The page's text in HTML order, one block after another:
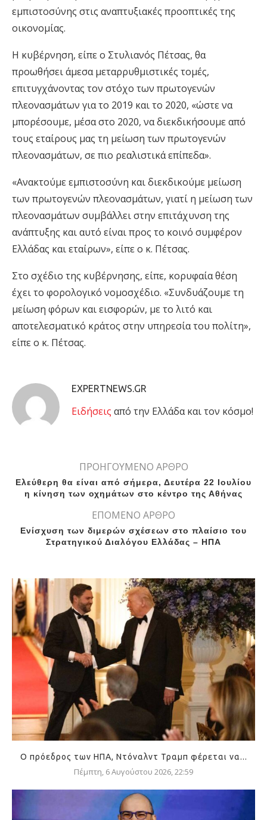
εμπιστοσύνης στις αναπτυξιακές προοπτικές της
οικονομίας.
Η κυβέρνηση, είπε ο Στυλιανός Πέτσας, θα
προωθήσει άμεσα μεταρρυθμιστικές τομές,
επιτυγχάνοντας τον στόχο των πρωτογενών
πλεονασμάτων για το 2019 και το 2020, «ώστε να
μπορέσουμε, μέσα στο 2020, να διεκδικήσουμε από
τους εταίρους μας τη μείωση των πρωτογενών
πλεονασμάτων, σε πιο ρεαλιστικά επίπεδα».
«Ανακτούμε εμπιστοσύνη και διεκδικούμε μείωση
των πρωτογενών πλεονασμάτων, γιατί η μείωση των
πλεονασμάτων συμβάλλει στην επιτάχυνση της
ανάπτυξης και αυτό είναι προς το κοινό συμφέρον
Ελλάδας και εταίρων», είπε ο κ. Πέτσας.
Στο σχέδιο της κυβέρνησης, είπε, κορυφαία θέση
έχει το φορολογικό νομοσχέδιο. «Συνδυάζουμε τη
μείωση φόρων και εισφορών, με το λιτό και
αποτελεσματικό κράτος στην υπηρεσία του πολίτη»,
είπε ο κ. Πέτσας.
EXPERTNEWS.GR
Eιδήσεις από την Ελλάδα και τον κόσμο!
ΠΡΟΗΓΟΥΜΕΝΟ ΑΡΘΡΟ
Ελεύθερη θα είναι από σήμερα, Δευτέρα 22 Ιουλίου
η κίνηση των οχημάτων στο κέντρο της Αθήνας
ΕΠΟΜΕΝΟ ΑΡΘΡΟ
Ενίσχυση των διμερών σχέσεων στο πλαίσιο του
Στρατηγικού Διαλόγου Ελλάδας – ΗΠΑ
Ο πρόεδρος των ΗΠΑ, Ντόναλντ Τραμπ φέρεται να...
Πέμπτη, 6 Αυγούστου 2026, 22:59